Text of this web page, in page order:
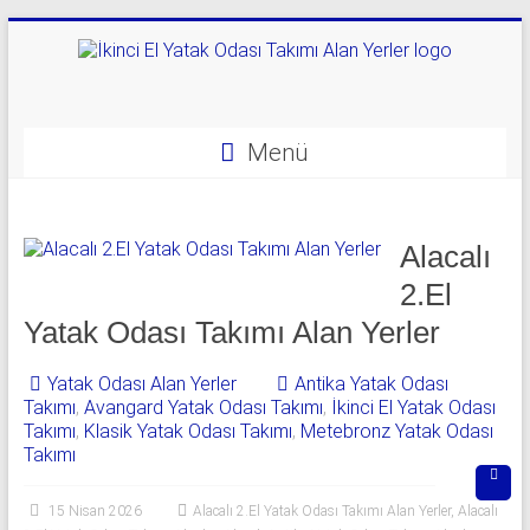
Alan
|
0
542
541
06
Menü
Alacalı
2.El
Yatak Odası Takımı Alan Yerler
Yatak Odası Alan Yerler
Antika Yatak Odası
Takımı, Avangard Yatak Odası Takımı, İkinci El Yatak Odası
Takımı, Klasik Yatak Odası Takımı, Metebronz Yatak Odası
Takımı
15 Nisan 2026 Alacalı 2.El Yatak Odası Takımı Alan Yerler, Alacalı